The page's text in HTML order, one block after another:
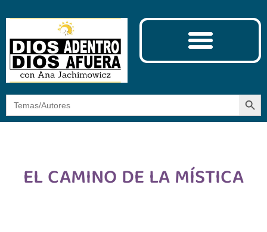
Botón
EL CAMINO DE LA MÍSTICA